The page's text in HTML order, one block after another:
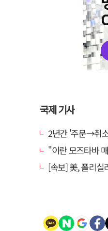
국제 기사
2년간 '주문→취소'
"이란 모즈타바 매
[속보] 美, 폴리실